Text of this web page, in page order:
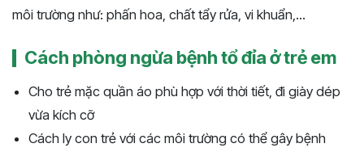
môi trường như: phấn hoa, chất tẩy rửa, vi khuẩn,...
Cách phòng ngừa bệnh tổ đỉa ở trẻ em
Cho trẻ mặc quần áo phù hợp với thời tiết, đi giày dép
vừa kích cỡ
Cách ly con trẻ với các môi trường có thể gây bệnh